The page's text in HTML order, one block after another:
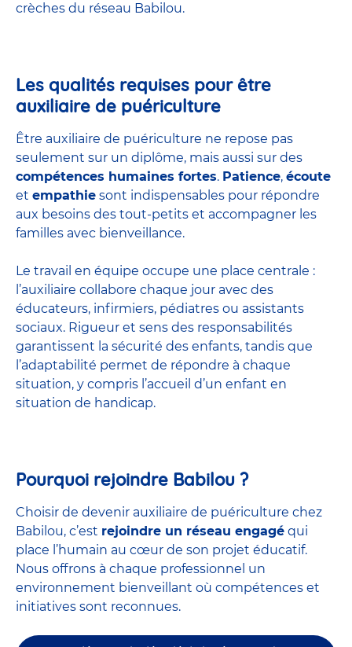
crèches du réseau Babilou.
Les qualités requises pour être
auxiliaire de puériculture
Être auxiliaire de puériculture ne repose pas
seulement sur un diplôme, mais aussi sur des
compétences humaines fortes. Patience, écoute
et empathie sont indispensables pour répondre
aux besoins des tout-petits et accompagner les
familles avec bienveillance.
Le travail en équipe occupe une place centrale :
l’auxiliaire collabore chaque jour avec des
éducateurs, infirmiers, pédiatres ou assistants
sociaux. Rigueur et sens des responsabilités
garantissent la sécurité des enfants, tandis que
l’adaptabilité permet de répondre à chaque
situation, y compris l’accueil d’un enfant en
situation de handicap.
Pourquoi rejoindre Babilou ?
Choisir de devenir auxiliaire de puériculture chez
Babilou, c’est rejoindre un réseau engagé qui
place l’humain au cœur de son projet éducatif.
Nous offrons à chaque professionnel un
environnement bienveillant où compétences et
initiatives sont reconnues.